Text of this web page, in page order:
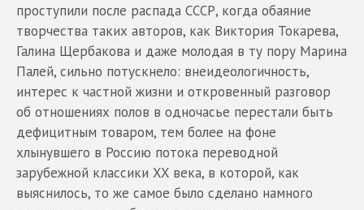
проступили после распада СССР, когда обаяние
творчества таких авторов, как Виктория Токарева,
Галина Щербакова и даже молодая в ту пору Марина
Палей, сильно потускнело: внеидеологичность,
интерес к частной жизни и откровенный разговор
об отношениях полов в одночасье перестали быть
дефицитным товаром, тем более на фоне
хлынувшего в Россию потока переводной
зарубежной классики XX века, в которой, как
выяснилось, то же самое было сделано намного